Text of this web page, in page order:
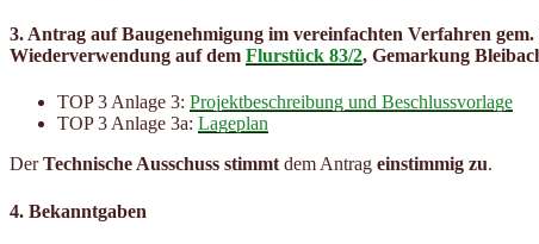
3. Antrag auf Baugenehmigung im vereinfachten Verfahren
Wiederverwendung auf dem Flurstück 83/2, Gemarkung
TOP 3 Anlage 3: Projektbeschreibung und Beschlussvorlage
TOP 3 Anlage 3a: Lageplan
DerTechnische Ausschuss stimmt dem Antrag einstimmig zu.
4. Bekanntgaben